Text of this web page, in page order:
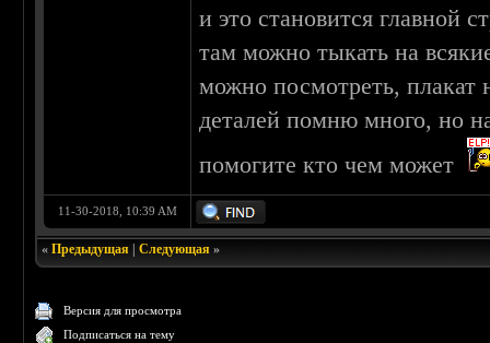
и это становится главной
там можно тыкать на
можно посмотреть, плакат
деталей помню много, но
помогите кто чем может
11-30-2018, 10:39 AM
«Предыдущая |Следующая »
Версия для просмотра
Подписаться на тему